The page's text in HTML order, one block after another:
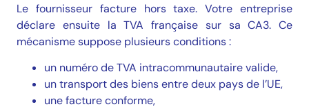
Le fournisseur facture hors taxe. Votre entreprise
déclare ensuite la TVA française sur sa CA3. Ce
mécanisme suppose plusieurs conditions :
un numéro de TVA intracommunautaire valide,
un transport des biens entre deux pays de l’UE,
une facture conforme,